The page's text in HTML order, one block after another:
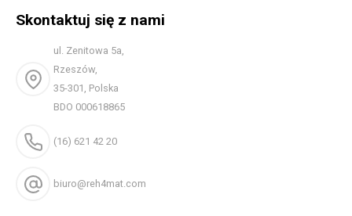
Skontaktuj się z nami
ul. Zenitowa 5a,
Rzeszów,
35-301, Polska
BDO 000618865
(16) 621 42 20
biuro@reh4mat.com